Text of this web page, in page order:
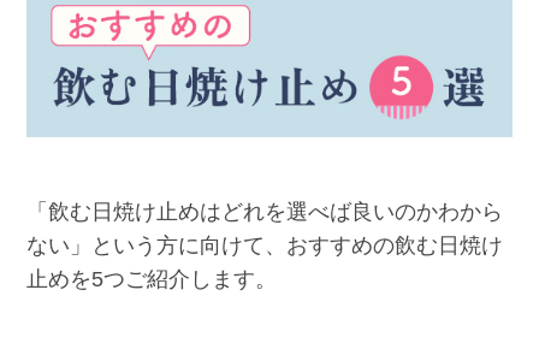
「飲む日焼け止めはどれを選べば良いのかわから
ない」という方に向けて、おすすめの飲む日焼け
止めを5つご紹介します。